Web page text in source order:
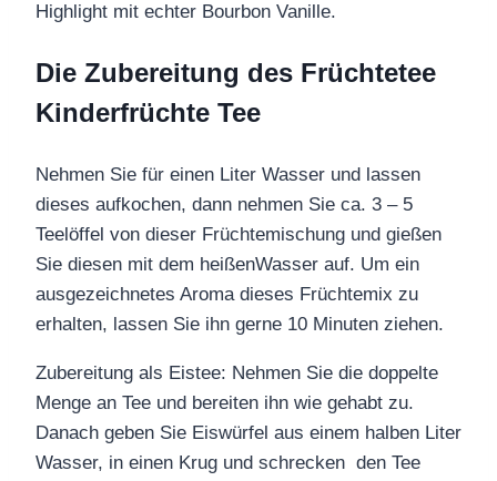
Highlight mit echter Bourbon Vanille.
Die Zubereitung des Früchtetee
Kinderfrüchte Tee
Nehmen Sie für einen Liter Wasser und lassen
dieses aufkochen, dann nehmen Sie ca. 3 – 5
Teelöffel von dieser Früchtemischung und gießen
Sie diesen mit dem heißenWasser auf. Um ein
ausgezeichnetes Aroma dieses Früchtemix zu
erhalten, lassen Sie ihn gerne 10 Minuten ziehen.
Zubereitung als Eistee: Nehmen Sie die doppelte
Menge an Tee und bereiten ihn wie gehabt zu.
Danach geben Sie Eiswürfel aus einem halben Liter
Wasser, in einen Krug und schrecken den Tee